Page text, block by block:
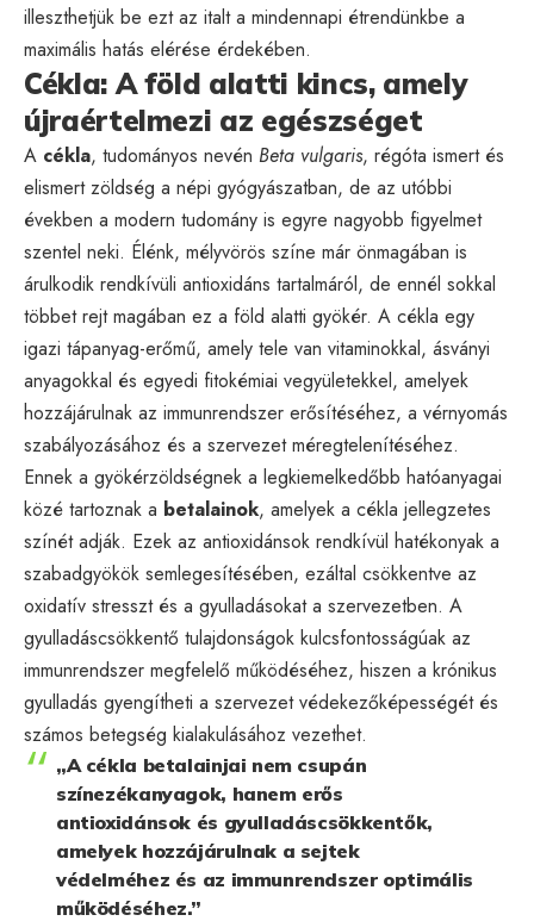
illeszthetjük be ezt az italt a mindennapi étrendünkbe a
maximális hatás elérése érdekében.
Cékla: A föld alatti kincs, amely
újraértelmezi az egészséget
A cékla, tudományos nevén Beta vulgaris, régóta ismert és
elismert zöldség a népi gyógyászatban, de az utóbbi
években a modern tudomány is egyre nagyobb figyelmet
szentel neki. Élénk, mélyvörös színe már önmagában is
árulkodik rendkívüli antioxidáns tartalmáról, de ennél sokkal
többet rejt magában ez a föld alatti gyökér. A cékla egy
igazi tápanyag-erőmű, amely tele van vitaminokkal, ásványi
anyagokkal és egyedi fitokémiai vegyületekkel, amelyek
hozzájárulnak az immunrendszer erősítéséhez, a vérnyomás
szabályozásához és a szervezet méregtelenítéséhez.
Ennek a gyökérzöldségnek a legkiemelkedőbb hatóanyagai
közé tartoznak a betalainok, amelyek a cékla jellegzetes
színét adják. Ezek az antioxidánsok rendkívül hatékonyak a
szabadgyökök semlegesítésében, ezáltal csökkentve az
oxidatív stresszt és a gyulladásokat a szervezetben. A
gyulladáscsökkentő tulajdonságok kulcsfontosságúak az
immunrendszer megfelelő működéséhez, hiszen a krónikus
gyulladás gyengítheti a szervezet védekezőképességét és
számos betegség kialakulásához vezethet.
„A cékla betalainjai nem csupán
színezékanyagok, hanem erős
antioxidánsok és gyulladáscsökkentők,
amelyek hozzájárulnak a sejtek
védelméhez és az immunrendszer optimális
működéséhez.”